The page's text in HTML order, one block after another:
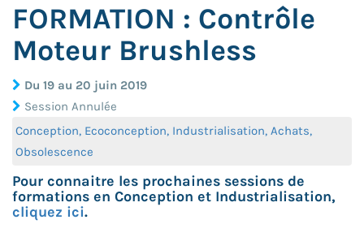
FORMATION : Contrôle
Moteur Brushless
Du 19 au 20 juin 2019
Session Annulée
Conception, Ecoconception, Industrialisation, Achats,
Obsolescence
Pour connaitre les prochaines sessions de
formations en Conception et Industrialisation,
cliquez ici.